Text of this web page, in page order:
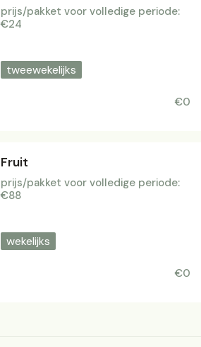
prijs/pakket voor volledige periode:
€24
tweewekelijks
€0
Fruit
prijs/pakket voor volledige periode:
€88
wekelijks
€0